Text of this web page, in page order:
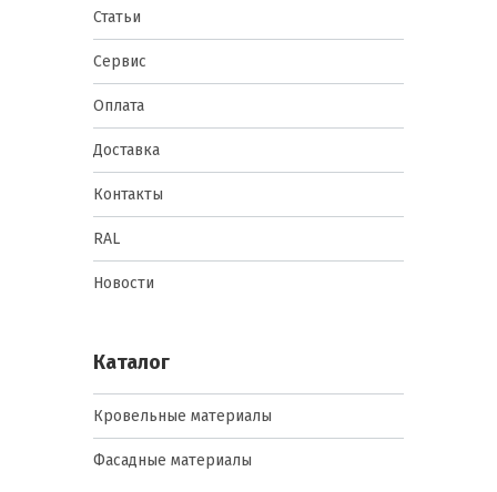
Статьи
Сервис
Оплата
Доставка
Контакты
RAL
Новости
Каталог
Кровельные материалы
Фасадные материалы